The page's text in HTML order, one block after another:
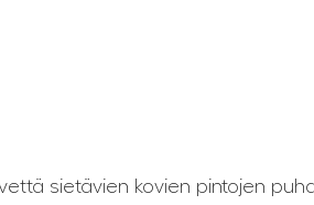
sietävien kovien pintojen